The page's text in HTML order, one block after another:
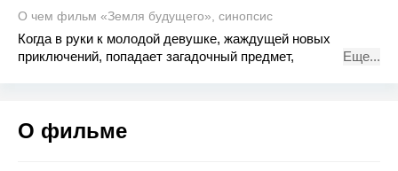
О чем фильм «Земля будущего», синопсис
Когда в руки к молодой девушке, жаждущей новых
приключений, попадает загадочный предмет,
вундеркинда раскрыть ей тайну загадочного места,
находящегося вне привычной реальности, известного как
Еще...
О фильме